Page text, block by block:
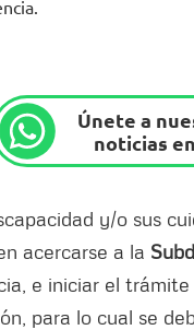
Únete a
noticias
y/o sus
acercarse a la
e iniciar el
para lo cual se